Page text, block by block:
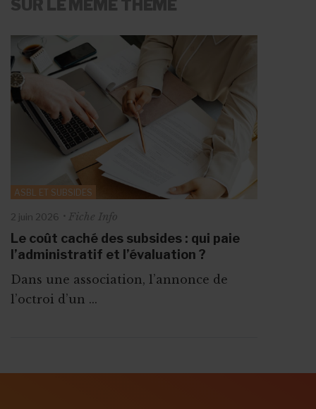
SUR LE MÊME THÈME
ASBL ET SUBSIDES
2 juin 2026 Fiche Info
Le coût caché des subsides : qui paie
l’administratif et l’évaluation ?
Dans une association, l’annonce de
l’octroi d’un ...
MONASBL.BE